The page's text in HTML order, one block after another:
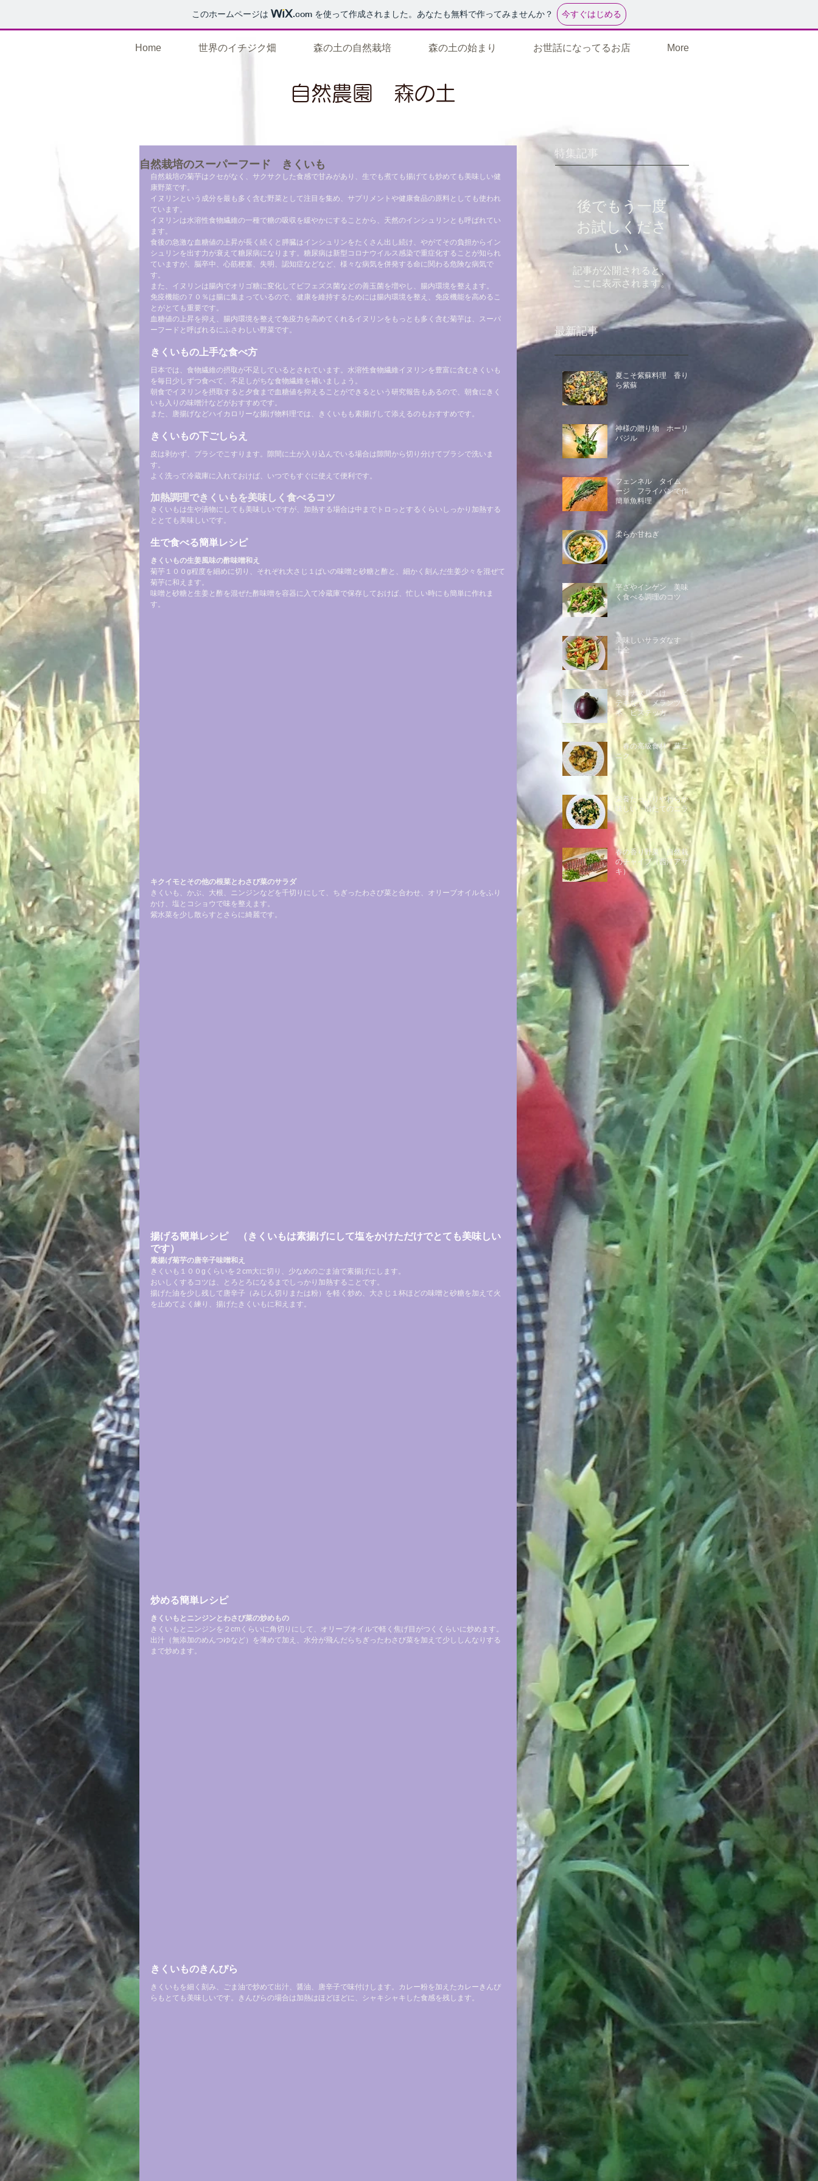
このホームページは .com を使って作成されました。あなたも無料で作ってみませんか？ 今すぐはじめる
Home 世界のイチジク畑 森の土の自然栽培 森の土の始まり お世話になってるお店 More
自然農園 森の土
自然栽培のスーパーフード きくいも
自然栽培の菊芋はクセがなく、サクサクした食感で甘みがあり、生でも煮ても揚げても炒めても美味しい健
康野菜です。
イヌリンという成分を最も多く含む野菜として注目を集め、サプリメントや健康食品の原料としても使われ
ています。
イヌリンは水溶性食物繊維の一種で糖の吸収を緩やかにすることから、天然のインシュリンとも呼ばれてい
ます。
食後の急激な血糖値の上昇が長く続くと膵臓はインシュリンをたくさん出し続け、やがてその負担からイン
シュリンを出す力が衰えて糖尿病になります。糖尿病は新型コロナウイルス感染で重症化することが知られ
ていますが、脳卒中、心筋梗塞、失明、認知症などなど、様々な病気を併発する命に関わる危険な病気で
す。
また、イヌリンは腸内でオリゴ糖に変化してビフェズス菌などの善玉菌を増やし、腸内環境を整えます。
免疫機能の７０％は腸に集まっているので、健康を維持するためには腸内環境を整え、免疫機能を高めるこ
とがとても重要です。
血糖値の上昇を抑え、腸内環境を整えて免疫力を高めてくれるイヌリンをもっとも多く含む菊芋は、スーパ
ーフードと呼ばれるにふさわしい野菜です。
きくいもの上手な食べ方
日本では、食物繊維の摂取が不足しているとされています。水溶性食物繊維イヌリンを豊富に含むきくいも
を毎日少しずつ食べて、不足しがちな食物繊維を補いましょう。
朝食でイヌリンを摂取すると夕食まで血糖値を抑えることができるという研究報告もあるので、朝食にきく
いも入りの味噌汁などがおすすめです。
また、唐揚げなどハイカロリーな揚げ物料理では、きくいもも素揚げして添えるのもおすすめです。
きくいもの下ごしらえ
皮は剥かず、ブラシでこすります。隙間に土が入り込んでいる場合は隙間から切り分けてブラシで洗いま
す。
よく洗って冷蔵庫に入れておけば、いつでもすぐに使えて便利です。
加熱調理できくいもを美味しく食べるコツ
きくいもは生や漬物にしても美味しいですが、加熱する場合は中までトロっとするくらいしっかり加熱する
ととても美味しいです。
生で食べる簡単レシピ
きくいもの生姜風味の酢味噌和え
菊芋１００g程度を細めに切り、それぞれ大さじ１ぱいの味噌と砂糖と酢と、細かく刻んだ生姜少々を混ぜて
菊芋に和えます。
味噌と砂糖と生姜と酢を混ぜた酢味噌を容器に入て冷蔵庫で保存しておけば、忙しい時にも簡単に作れま
す。
キクイモとその他の根菜とわさび菜のサラダ
きくいも、かぶ、大根、ニンジンなどを千切りにして、ちぎったわさび菜と合わせ、オリーブオイルをふり
かけ、塩とコショウで味を整えます。
紫水菜を少し散らすとさらに綺麗です。
揚げる簡単レシピ （きくいもは素揚げにして塩をかけただけでとても美味しい
です）
素揚げ菊芋の唐辛子味噌和え
きくいも１００gくらいを２cm大に切り、少なめのごま油で素揚げにします。
おいしくするコツは、とろとろになるまでしっかり加熱することです。
揚げた油を少し残して唐辛子（みじん切りまたは粉）を軽く炒め、大さじ１杯ほどの味噌と砂糖を加えて火
を止めてよく練り、揚げたきくいもに和えます。
炒める簡単レシピ
きくいもとニンジンとわさび菜の炒めもの
きくいもとニンジンを２cmくらいに角切りにして、オリーブオイルで軽く焦げ目がつくくらいに炒めます。
出汁（無添加のめんつゆなど）を薄めて加え、水分が飛んだらちぎったわさび菜を加えて少ししんなりする
まで炒めます。
きくいものきんぴら
きくいもを細く刻み、ごま油で炒めて出汁、醤油、唐辛子で味付けします。カレー粉を加えたカレーきんぴ
らもとても美味しいです。きんぴらの場合は加熱はほどほどに、シャキシャキした食感を残します。
特集記事
後でもう一度
お試しくださ
い
記事が公開されると、
ここに表示されます。
最新記事
夏こそ紫蘇料理 香りう
ら紫蘇
神様の贈り物 ホーリー
バジル
フェンネル タイム セ
ージ フライパンで作る
簡単魚料理
柔らか甘ねぎ
平ざやインゲン 美味し
く食べる調理のコツ
美味しいサラダなす 白
十全
美味ナス見っけ ビフ
テキなす メランツァー
ネ ビステッカ
春の高級食材 葉ニン
ニク
栄養たっぷりやわらか美
味しい 出たてのニラ
春の香り野菜 自然栽培
のチャイブ（西洋アサツ
キ）